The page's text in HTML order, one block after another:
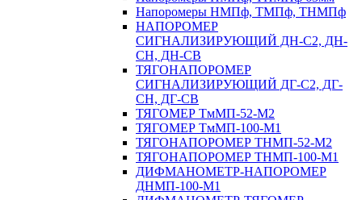
Напоромеры НМПф, ТМПф, ТНМПф
НАПОРОМЕР
СИГНАЛИЗИРУЮЩИЙ ДН-С2, ДН-
СН, ДН-СВ
ТЯГОНАПОРОМЕР
СИГНАЛИЗИРУЮЩИЙ ДГ-С2, ДГ-
СН, ДГ-СВ
ТЯГОМЕР ТмМП-52-М2
ТЯГОМЕР ТмМП-100-М1
ТЯГОНАПОРОМЕР ТНМП-52-М2
ТЯГОНАПОРОМЕР ТНМП-100-М1
ДИФМАНОМЕТР-НАПОРОМЕР
ДНМП-100-М1